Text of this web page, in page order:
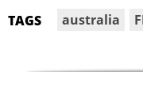
TAGS australia